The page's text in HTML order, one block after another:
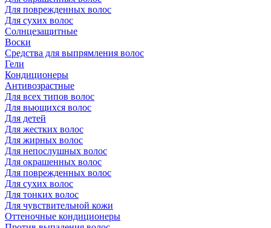
Для поврежденных волос
Для сухих волос
Солнцезащитные
Воски
Средства для выпрямления волос
Гели
Кондиционеры
Антивозрастные
Для всех типов волос
Для вьющихся волос
Для детей
Для жестких волос
Для жирных волос
Для непослушных волос
Для окрашенных волос
Для поврежденных волос
Для сухих волос
Для тонких волос
Для чувствительной кожи
Оттеночные кондиционеры